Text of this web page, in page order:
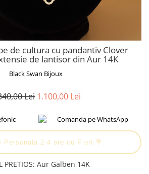
/
cu poza
de cultura cu pandantiv Clover
de lantisor din Aur 14K
Black Swan Bijoux
Lei 1.100,00 Lei
Personala 2-4 ore cu Flori 💐
PRETIOS: Aur Galben 14K